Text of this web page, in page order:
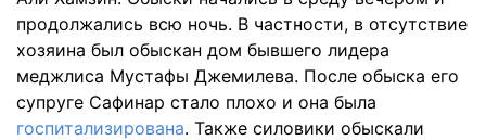
продолжались всю ночь. В частности, в отсутствие
хозяина был обыскан дом бывшего лидера
меджлиса Мустафы Джемилева. После обыска его
супруге Сафинар стало плохо и она была
госпитализирована. Также силовики обыскали